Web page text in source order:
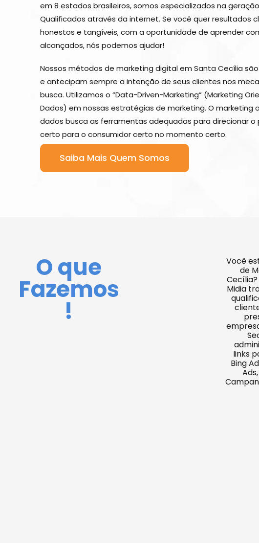
em 8 estados brasileiros, somos especializados na
Qualificados através da internet. Se você quer resultados
honestos e tangíveis, com a oportunidade de aprender
alcançados, nós podemos ajudar!
Nossos métodos de marketing digital em Santa Cecília
e antecipam sempre a intenção de seus clientes nos
busca. Utilizamos o “Data-Driven-Marketing” (Marketing
Dados) em nossas estratégias de marketing. O marketing
dados busca as ferramentas adequadas para direcionar o
certo para o consumidor certo no momento certo.
Saiba Mais Quem Somos
O que
Fazemos
!
Você
de
Midia
links
Bing